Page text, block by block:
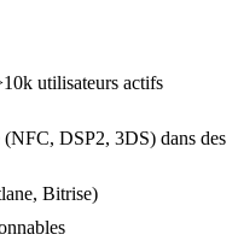
utilisateurs actifs
DSP2, 3DS) dans des
Bitrise)